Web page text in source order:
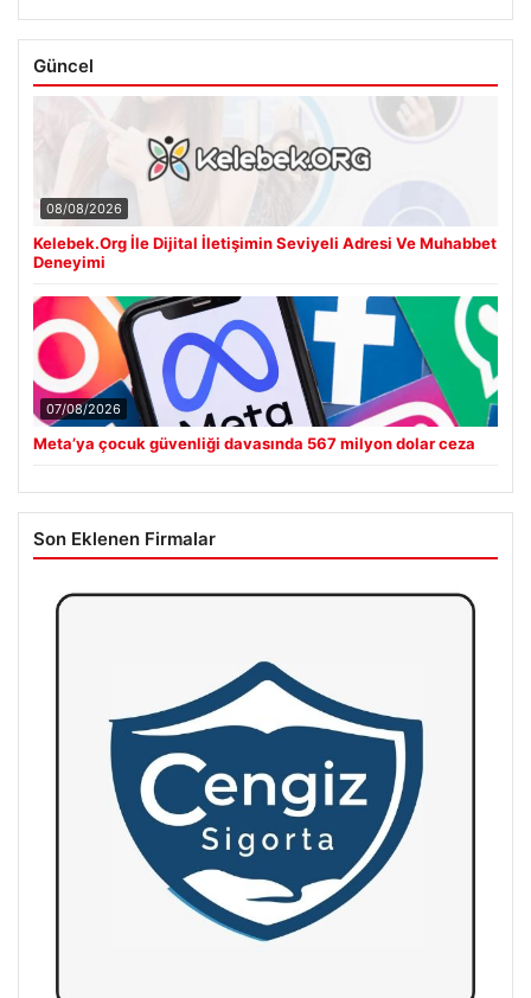
Güncel
08/08/2026
Kelebek.Org İle Dijital İletişimin Seviyeli Adresi Ve Muhabbet
Deneyimi
07/08/2026
Meta’ya çocuk güvenliği davasında 567 milyon dolar ceza
Son Eklenen Firmalar